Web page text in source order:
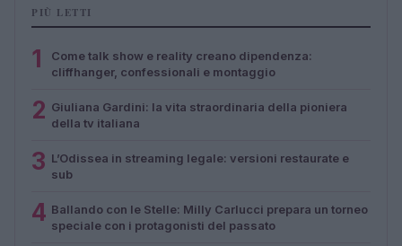
PIÙ LETTI
1
Come talk show e reality creano dipendenza:
cliffhanger, confessionali e montaggio
2 Giuliana Gardini: la vita straordinaria della pioniera
della tv italiana
3 L’Odissea in streaming legale: versioni restaurate e
sub
4 Ballando con le Stelle: Milly Carlucci prepara un torneo
speciale con i protagonisti del passato